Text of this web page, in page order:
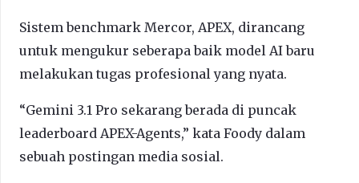
Sistem benchmark Mercor, APEX, dirancang
untuk mengukur seberapa baik model AI baru
melakukan tugas profesional yang nyata.
“Gemini 3.1 Pro sekarang berada di puncak
leaderboard APEX-Agents,” kata Foody dalam
sebuah postingan media sosial.